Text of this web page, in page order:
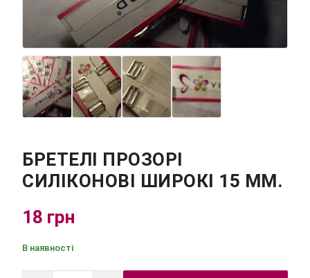
БРЕТЕЛІ ПРОЗОРІ
СИЛІКОНОВІ ШИРОКІ 15 ММ.
18 грн
В наявності